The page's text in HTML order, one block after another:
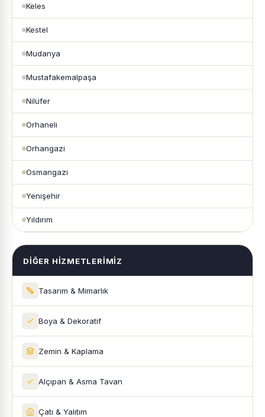
Keles
Kestel
Mudanya
Mustafakemalpaşa
Nilüfer
Orhaneli
Orhangazi
Osmangazi
Yenişehir
Yıldırım
DIĞER HIZMETLERIMIZ
Tasarım & Mimarlık
Boya & Dekoratif
Zemin & Kaplama
Alçıpan & Asma Tavan
Çatı & Yalıtım